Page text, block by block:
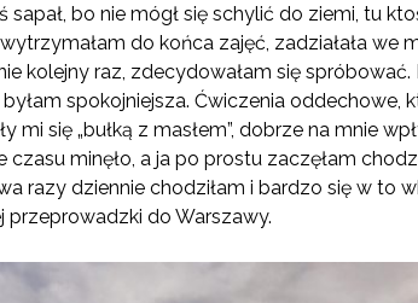
sapał, bo nie mógł się schylić do ziemi, tu
do końca zajęć, zadziałała we
kolejny raz, zdecydowałam się
spokojniejsza. Ćwiczenia oddechowe,
się „bułką z masłem”, dobrze na mnie
minęło, a ja po prostu zaczęłam
razy dziennie chodziłam i bardzo się w to
przeprowadzki do Warszawy.